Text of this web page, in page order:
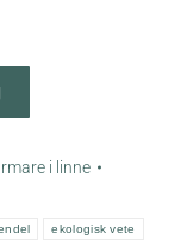
i linne
ekologisk vete